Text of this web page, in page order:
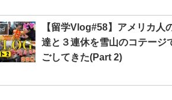
【留学Vlog#58】アメリカ人
達と３連休を雪山のコテージ
ごしてきた(Part 2)